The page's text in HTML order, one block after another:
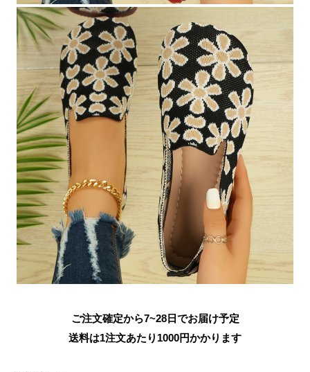
ご注文確定から7~28日でお届け予定
送料は1注文あたり 1000円かかります